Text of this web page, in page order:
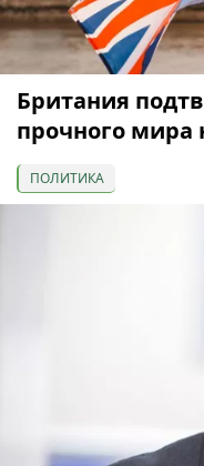
Британия
прочного
ПОЛИТИКА